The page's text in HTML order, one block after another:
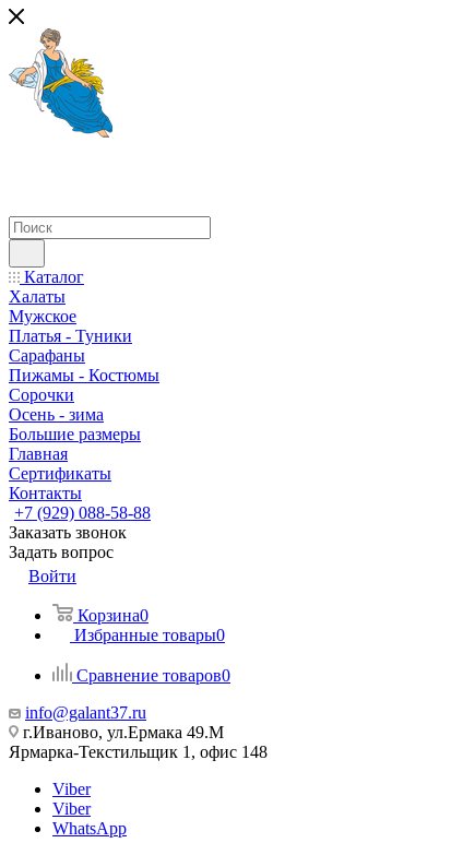
Каталог
Халаты
Мужское
Платья - Туники
Сарафаны
Пижамы - Костюмы
Сорочки
Oсень - зима
Большие размеры
Главная
Сертификаты
Контакты
+7 (929) 088-58-88
Заказать звонок
Задать вопрос
Войти
Корзина0
Избранные товары0
Сравнение товаров0
info@galant37.ru
г.Иваново, ул.Ермака 49.M
Ярмарка-Текстильщик 1, офис 148
Viber
Viber
WhatsApp